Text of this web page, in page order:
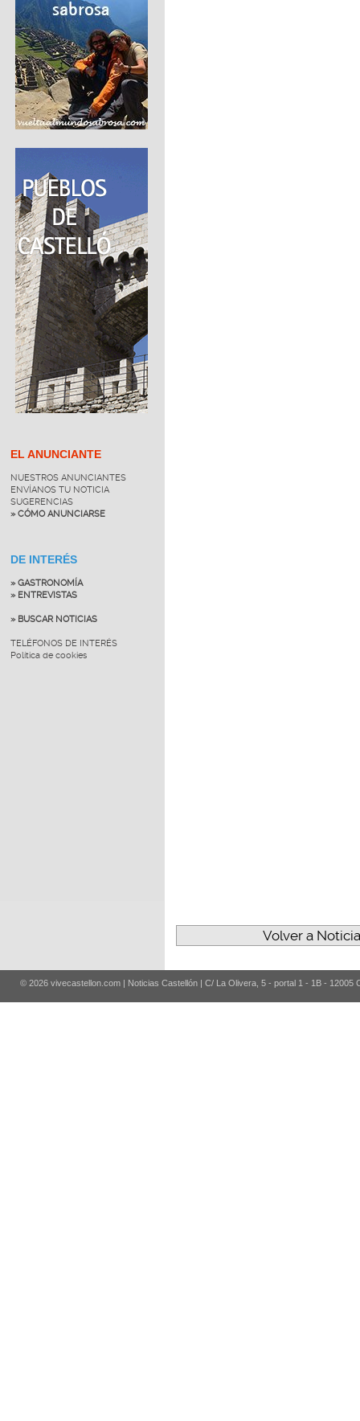
EL ANUNCIANTE
NUESTROS ANUNCIANTES
ENVÍANOS TU NOTICIA
SUGERENCIAS
» CÓMO ANUNCIARSE
DE INTERÉS
» GASTRONOMÍA
» ENTREVISTAS
» BUSCAR NOTICIAS
TELÉFONOS DE INTERÉS
Política de cookies
Volver a
© 2026 vivecastellon.com | Noticias Castellón | C/ La Olivera, 5 - portal 1 - 1B - 12005